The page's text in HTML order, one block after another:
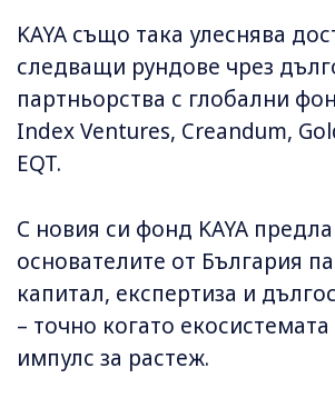
KAYA също така улеснява
следващи рундове чрез
партньорства с глобални
Index Ventures, Creandum,
EQT.
С новия си фонд KAYA
основателите от България
капитал, експертиза и
– точно когато
импулс за растеж.